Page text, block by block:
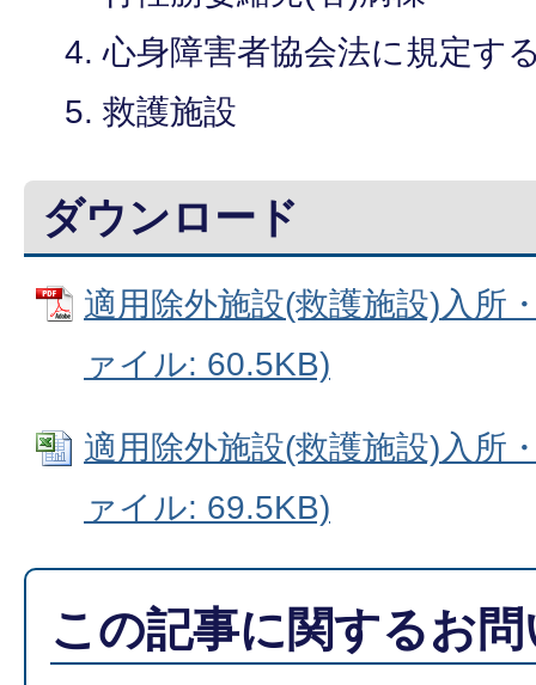
心身障害者協会法に規定す
救護施設
ダウンロード
適用除外施設(救護施設)入所
ァイル: 60.5KB)
適用除外施設(救護施設)入所
ァイル: 69.5KB)
この記事に関するお